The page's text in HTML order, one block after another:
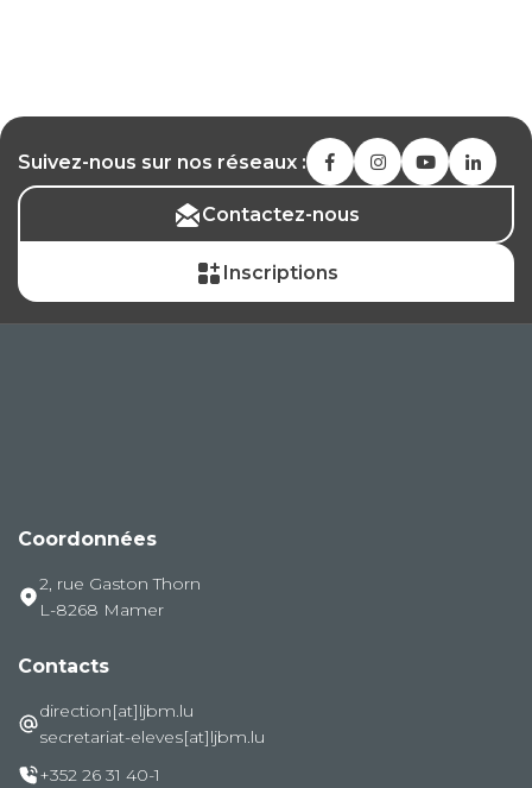
Suivez-nous sur nos réseaux :
Contactez-nous
Inscriptions
Coordonnées
2, rue Gaston Thorn
L-8268 Mamer
Contacts
direction[at]ljbm.lu
secretariat-eleves[at]ljbm.lu
+352 26 31 40-1